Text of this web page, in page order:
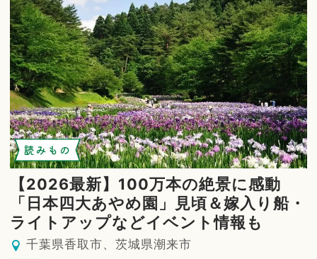
読みもの
【2026最新】100万本の絶景に感動
「日本四大あやめ園」見頃＆嫁入り船・
ライトアップなどイベント情報も
千葉県香取市、茨城県潮来市